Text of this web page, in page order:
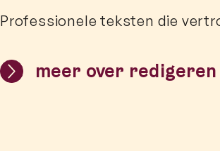
Professionele teksten die
meer over redigeren